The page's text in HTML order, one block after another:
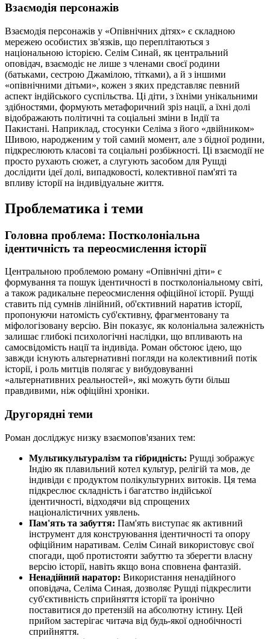
Взаємодія персонажів
Взаємодія персонажів у «Опівнічних дітях» є складною
мережею особистих зв'язків, що переплітаються з
національною історією. Селім Синай, як центральний
оповідач, взаємодіє не лише з членами своєї родини
(батьками, сестрою Джамілою, тітками), а й з іншими
«опівнічними дітьми», кожен з яких представляє певний
аспект індійського суспільства. Ці діти, з їхніми унікальними
здібностями, формують метафоричний зріз нації, а їхні долі
відображають політичні та соціальні зміни в Індії та
Пакистані. Наприклад, стосунки Селіма з його «двійником»
Шивою, народженим у той самий момент, але з бідної родини,
підкреслюють класові та соціальні розбіжності. Ці взаємодії не
просто рухають сюжет, а слугують засобом для Рушді
дослідити ідеї долі, випадковості, колективної пам'яті та
впливу історії на індивідуальне життя.
Проблематика і теми
Головна проблема: Постколоніальна
ідентичність та переосмислення історії
Центральною проблемою роману «Опівнічні діти» є
формування та пошук ідентичності в постколоніальному світі,
а також радикальне переосмислення офіційної історії. Рушді
ставить під сумнів лінійний, об'єктивний наратив історії,
пропонуючи натомість суб'єктивну, фрагментовану та
міфологізовану версію. Він показує, як колоніальна залежність
залишає глибокі психологічні наслідки, що впливають на
самосвідомість нації та індивіда. Роман обстоює ідею, що
завжди існують альтернативні погляди на колективний потік
історії, і роль митців полягає у вибудовуванні
«альтернативних реальностей», які можуть бути більш
правдивими, ніж офіційні хроніки.
Другорядні теми
Роман досліджує низку взаємопов'язаних тем:
Мультикультуралізм та гібридність: Рушді зображує
Індію як плавильний котел культур, релігій та мов, де
індивіди є продуктом полікультурних витоків. Ця тема
підкреслює складність і багатство індійської
ідентичності, відходячи від спрощених
націоналістичних уявлень.
Пам'ять та забуття: Пам'ять виступає як активний
інструмент для конструювання ідентичності та опору
офіційним наративам. Селім Синай використовує свої
спогади, щоб протистояти забуттю та зберегти власну
версію історії, навіть якщо вона сповнена фантазій.
Ненадійний наратор: Використання ненадійного
оповідача, Селіма Синая, дозволяє Рушді підкреслити
суб'єктивність сприйняття історії та іронічно
поставитися до претензій на абсолютну істину. Цей
прийом застерігає читача від будь-якої однобічності
сприйняття.